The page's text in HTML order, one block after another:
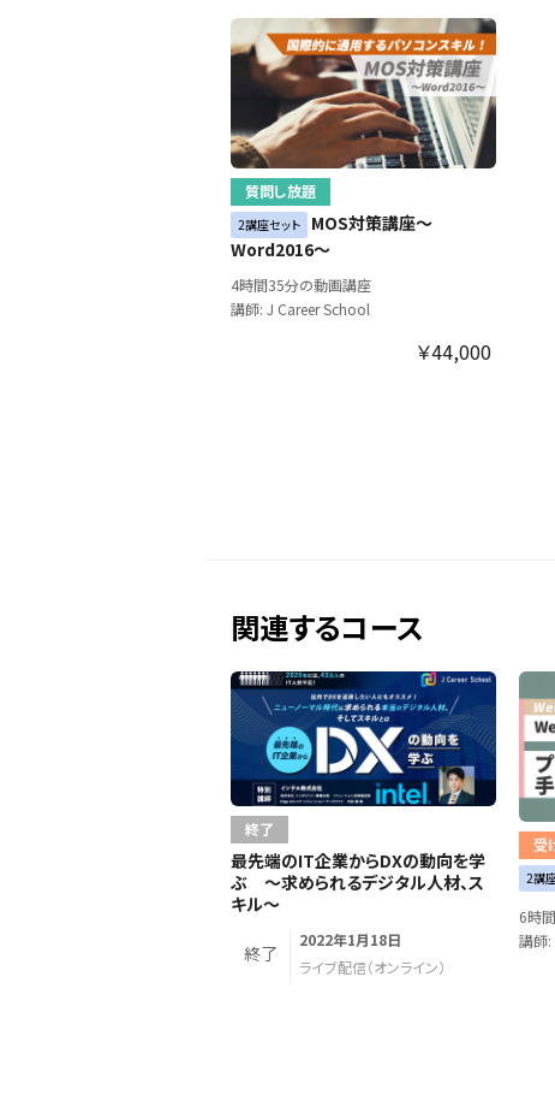
質問し放題
2講座セット
MOS対策講座～
Word2016～
4時間35分の動画講座
講師: J Career School
￥44,000
関連するコース
終了
最先端のIT企業からDXの動向を学
ぶ 〜求められるデジタル人材、ス
キル〜
終了
2022年1月18日
ライブ配信（オンライン）
受
2講
6時
講師